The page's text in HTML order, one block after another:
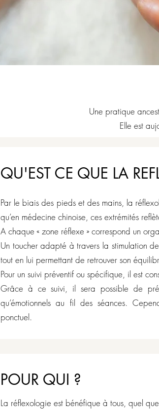
Une pratique
Elle est
QU'EST CE QUE LA
Par le biais des pieds et des mains, la
qu’en médecine chinoise, ces extrémités
A chaque « zone réflexe » correspond un
Un toucher adapté à travers la stimulation
tout en lui permettant de retrouver son
Pour un suivi préventif ou spécifique, il est
Grâce à ce suivi, il sera possible de
qu’émotionnels au fil des séances.
ponctuel.
POUR QUI ?
La réflexologie est bénéfique à tous, quel